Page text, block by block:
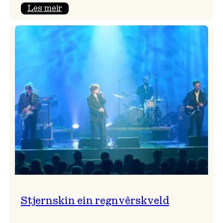
Les meir:
&
Haltli
Stjernskin ein regnvêrskveld